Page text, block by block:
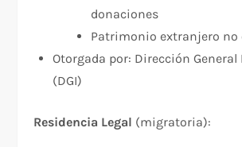
donaciones
Patrimonio extranjero no
Otorgada por: Dirección
(DGI)
Residencia Legal (migratoria):​